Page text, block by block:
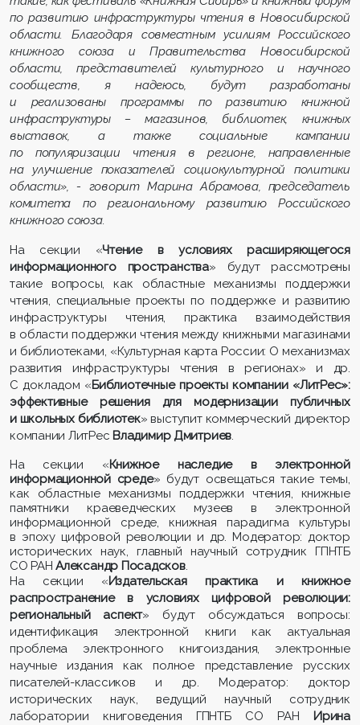
по развитию инфраструктуры чтения в Новосибирской
области. Благодаря совместным усилиям Российского
книжного союза и Правительства Новосибирской
области, представителей культурного и научного
сообществ, я надеюсь, будут разработаны
и реализованы программы по развитию книжной
инфраструктуры – магазинов, библиотек, книжных
выставок, а также социальные кампании
по популяризации чтения в регионе, направленные
на улучшение показателей социокультурной политики
области», - говорит Марина Абрамова, председатель
комитета по региональному развитию Российского
книжного союза.
На секции «Чтение в условиях расширяющегося
информационного пространства» будут рассмотрены
такие вопросы, как областные механизмы поддержки
чтения, специальные проекты по поддержке и развитию
инфраструктуры чтения, практика взаимодействия
в области поддержки чтения между книжными магазинами
и библиотеками, «Культурная карта России: О механизмах
развития инфраструктуры чтения в регионах» и др.
С докладом «Библиотечные проекты компании «ЛитРес»:
эффективные решения для модернизации публичных
и школьных библиотек» выступит коммерческий директор
компании ЛитРес Владимир Дмитриев.
На секции «Книжное наследие в электронной
информационной среде» будут освещаться такие темы,
как областные механизмы поддержки чтения, книжные
памятники краеведческих музеев в электронной
информационной среде, книжная парадигма культуры
в эпоху цифровой революции и др. Модератор: доктор
исторических наук, главный научный сотрудник ГПНТБ
СО РАНАлександр Посадсков.
На секции «Издательская практика и книжное
распространение в условиях цифровой революции:
региональный аспект» будут обсуждаться вопросы:
идентификация электронной книги как актуальная
проблема электронного книгоиздания, электронные
научные издания как полное представление русских
писателей-классиков и др. Модератор: доктор
исторических наук, ведущий научный сотрудник
лаборатории книговедения ГПНТБ СО РАН
Ирина